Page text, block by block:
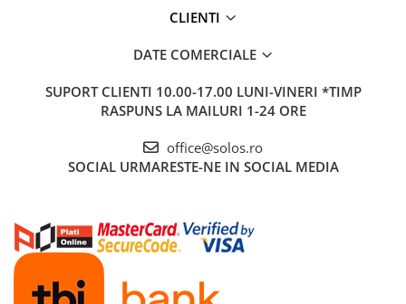
CLIENTI
DATE COMERCIALE
SUPORT CLIENTI 10.00-17.00 LUNI-VINERI *TIMP
RASPUNS LA MAILURI 1-24 ORE
office@solos.ro
SOCIAL URMARESTE-NE IN SOCIAL MEDIA